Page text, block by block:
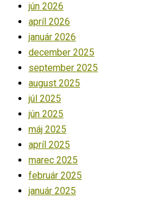
jún 2026
apríl 2026
január 2026
december 2025
september 2025
august 2025
júl 2025
jún 2025
máj 2025
apríl 2025
marec 2025
február 2025
január 2025